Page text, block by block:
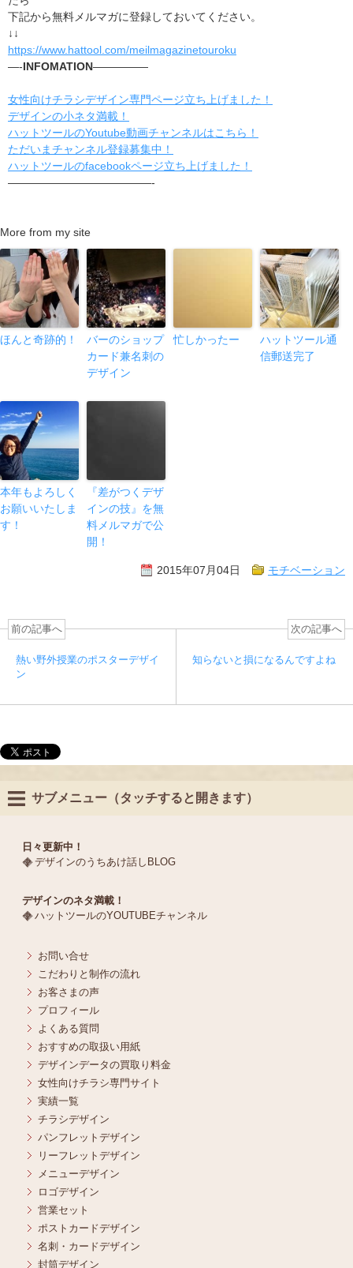
下記から無料メルマガに登録しておいてください。
↓↓
https://www.hattool.com/meilmagazinetouroku
—-INFOMATION—————
女性向けチラシデザイン専門ページ立ち上げました！
デザインの小ネタ満載！
ハットツールのYoutube動画チャンネルはこちら！
ただいまチャンネル登録募集中！
ハットツールのfacebookページ立ち上げました！
—————————————-
More from my site
ほんと奇跡的！
バーのショップ
カード兼名刺の
デザイン
忙しかったー
ハットツール通
信郵送完了
本年もよろしく
お願いいたしま
す！
『差がつくデザ
インの技』を無
料メルマガで公
開！
2015年07月04日 モチベーション
前の記事へ
熱い野外授業のポスターデザイ
ン
次の記事へ
知らないと損になるんですよね
サブメニュー（タッチすると開きます）
日々更新中！
デザインのうちあけ話しBLOG
デザインのネタ満載！
ハットツールのYOUTUBEチャンネル
お問い合せ
こだわりと制作の流れ
お客さまの声
プロフィール
よくある質問
おすすめの取扱い用紙
デザインデータの買取り料金
女性向けチラシ専門サイト
実績一覧
チラシデザイン
パンフレットデザイン
リーフレットデザイン
メニューデザイン
ロゴデザイン
営業セット
ポストカードデザイン
名刺・カードデザイン
封筒デザイン